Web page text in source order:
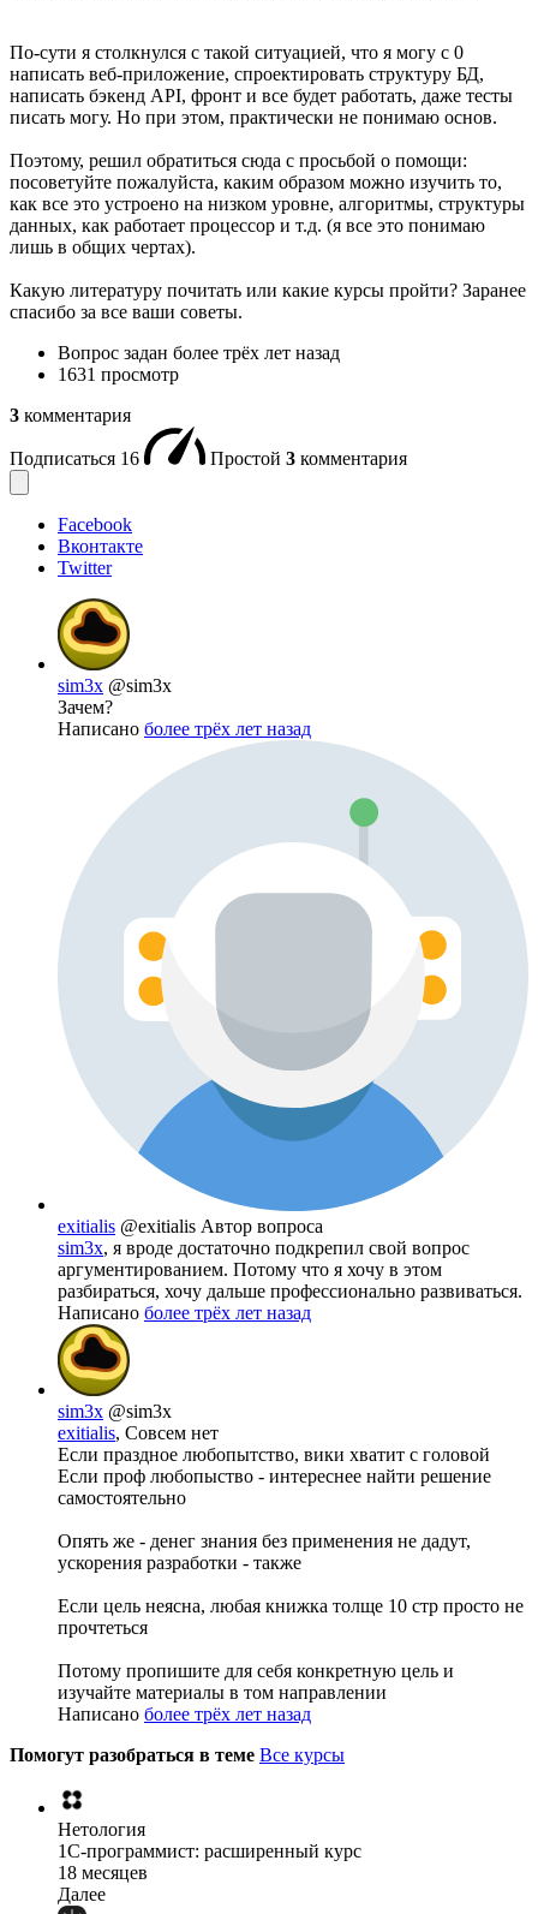
По-сути я столкнулся с такой ситуацией, что я могу с 0
написать веб-приложение, спроектировать структуру БД,
написать бэкенд API, фронт и все будет работать, даже тесты
писать могу. Но при этом, практически не понимаю основ.
Поэтому, решил обратиться сюда с просьбой о помощи:
посоветуйте пожалуйста, каким образом можно изучить то,
как все это устроено на низком уровне, алгоритмы, структуры
данных, как работает процессор и т.д. (я все это понимаю
лишь в общих чертах).
Какую литературу почитать или какие курсы пройти? Заранее
спасибо за все ваши советы.
Вопрос задан более трёх лет назад
1631 просмотр
3 комментария
Подписаться 16 Простой 3 комментария
Facebook
Вконтакте
Twitter
sim3x @sim3x
Зачем?
Написано более трёх лет назад
exitialis @exitialis Автор вопроса
sim3x, я вроде достаточно подкрепил свой вопрос
аргументированием. Потому что я хочу в этом
разбираться, хочу дальше профессионально развиваться.
Написано более трёх лет назад
sim3x @sim3x
exitialis, Совсем нет
Если праздное любопытство, вики хватит с головой
Если проф любопыство - интереснее найти решение
самостоятельно
Опять же - денег знания без применения не дадут,
ускорения разработки - также
Если цель неясна, любая книжка толще 10 стр просто не
прочтеться
Потому пропишите для себя конкретную цель и
изучайте материалы в том направлении
Написано более трёх лет назад
Помогут разобраться в теме Все курсы
Нетология
1C-программист: расширенный курс
18 месяцев
Далее